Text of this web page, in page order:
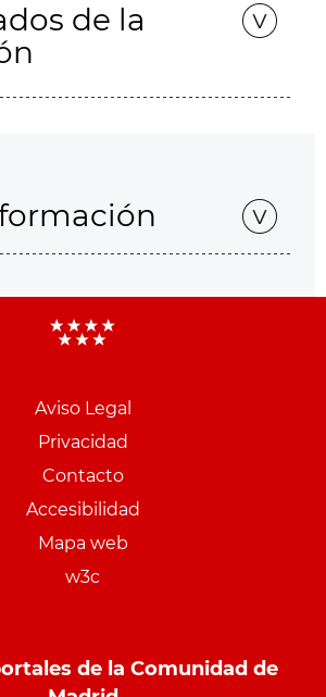
de la
Aviso Legal
Privacidad
Contacto
Accesibilidad
Mapa web
w3c
de la Comunidad de